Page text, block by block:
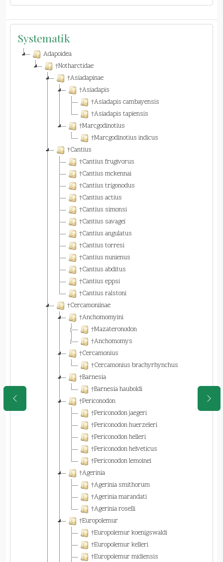
Systematik
Adapoidea
†Notharctidae
†Asiadapinae
†Asiadapis
†Asiadapis cambayensis
†Asiadapis tapiensis
†Marcgodinotius
†Marcgodinotius indicus
†Cantius
†Cantius frugivorus
†Cantius mckennai
†Cantius trigonodus
†Cantius actius
†Cantius simonsi
†Cantius savagei
†Cantius angulatus
†Cantius torresi
†Cantius nunienus
†Cantius abditus
†Cantius eppsi
†Cantius ralstoni
†Cercamoniinae
†Anchomomyini
†Mazateronodon
†Anchomomys
†Cercamonius
†Cercamonius brachyrhynchus
†Barnesia
†Barnesia hauboldi
†Periconodon
†Periconodon jaegeri
†Periconodon huerzeleri
†Periconodon helleri
†Periconodon helveticus
†Periconodon lemoinei
†Agerinia
†Agerinia smithorum
†Agerinia marandati
†Agerinia roselli
†Europolemur
†Europolemur koenigswaldi
†Europolemur kelleri
†Europolemur midiensis